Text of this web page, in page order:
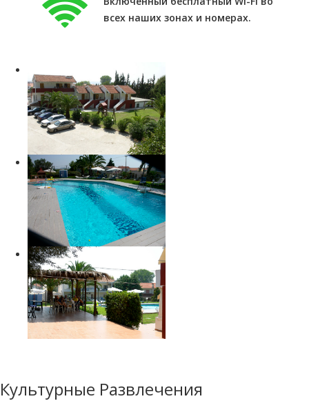
всех наших зонах и номерах.
Культурные Развлечения